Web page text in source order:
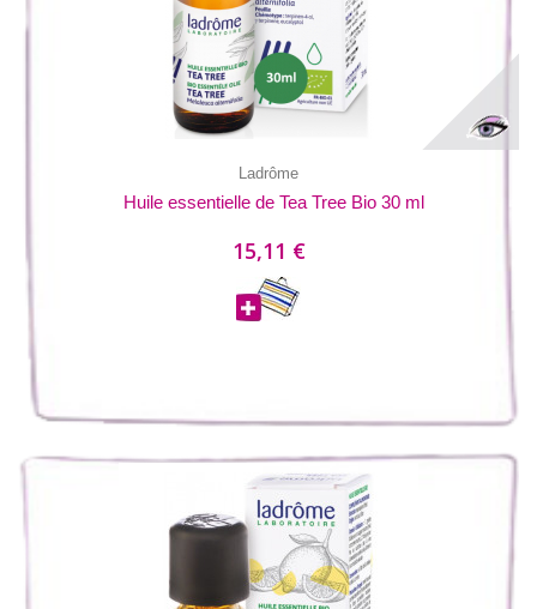
Ladrôme
Huile essentielle de Tea Tree Bio 30 ml
15,11 €